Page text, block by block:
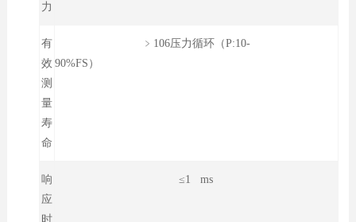
力
有
效
测
量
寿
命
﹥106压力循环（P:10-
90%FS）
响
应
时
≤1 ms